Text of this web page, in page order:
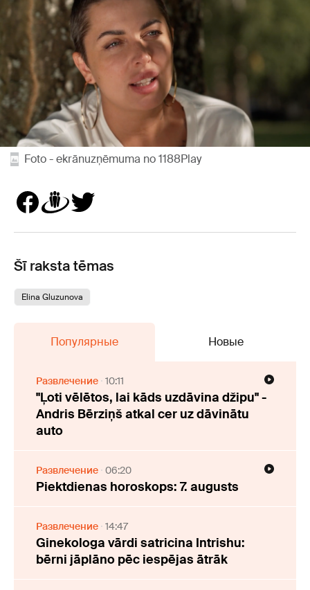
Foto - ekrānuzņēmuma no 1188Play
Šī raksta tēmas
Elina Gluzunova
Популярные Новые
Развлечение 10:11
"Ļoti vēlētos, lai kāds uzdāvina džipu" -
Andris Bērziņš atkal cer uz dāvinātu
auto
Развлечение 06:20
Piektdienas horoskops: 7. augusts
Развлечение 14:47
Ginekologa vārdi satricina Intrishu:
bērni jāplāno pēc iespējas ātrāk